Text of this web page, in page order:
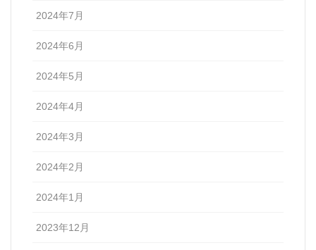
2024年7月
2024年6月
2024年5月
2024年4月
2024年3月
2024年2月
2024年1月
2023年12月